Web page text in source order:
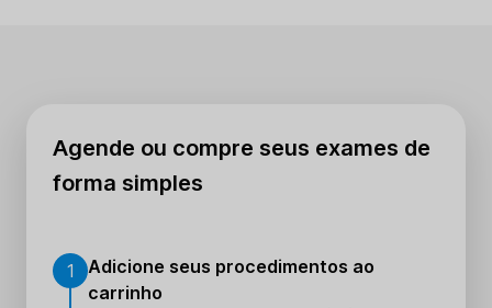
Agende ou compre seus exames de
forma simples
1
Adicione seus procedimentos ao
carrinho